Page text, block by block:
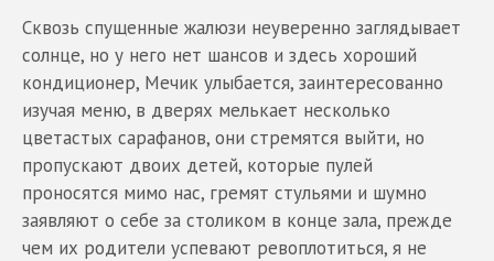
Сквозь спущенные жалюзи неуверенно заглядывает
солнце, но у него нет шансов и здесь хороший
кондиционер, Мечик улыбается, заинтересованно
изучая меню, в дверях мелькает несколько
цветастых сарафанов, они стремятся выйти, но
пропускают двоих детей, которые пулей
проносятся мимо нас, гремят стульями и шумно
заявляют о себе за столиком в конце зала, прежде
чем их родители успевают ревоплотиться, я не